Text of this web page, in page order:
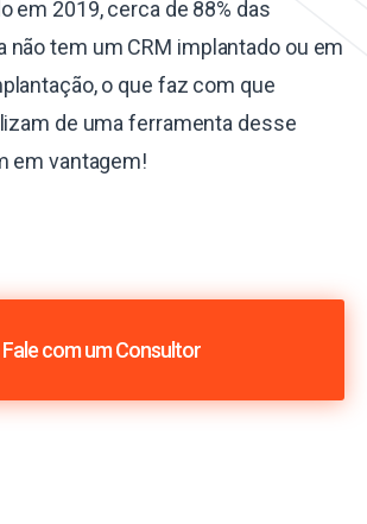
em 2019, cerca de 88% das
não tem um CRM implantado ou em
o que faz com que
de uma ferramenta desse
em vantagem!
Fale com um Consultor